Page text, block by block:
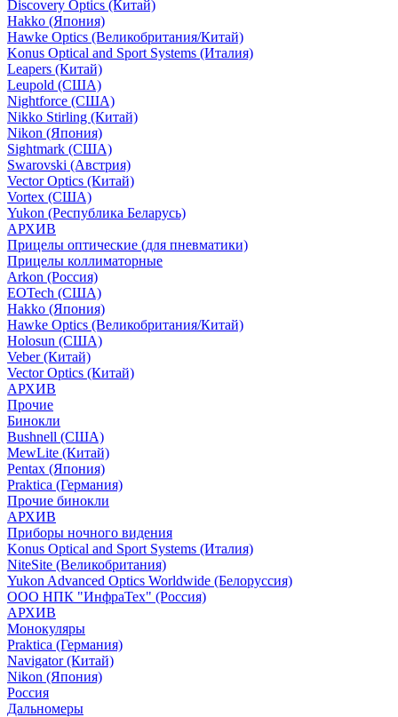
Discovery Optics (Китай)
Hakko (Япония)
Hawke Optics (Великобритания/Китай)
Konus Optical and Sport Systems (Италия)
Leapers (Китай)
Leupold (США)
Nightforce (США)
Nikko Stirling (Китай)
Nikon (Япония)
Sightmark (США)
Swarovski (Австрия)
Vector Optics (Китай)
Vortex (США)
Yukon (Республика Беларусь)
АРХИВ
Прицелы оптические (для пневматики)
Прицелы коллиматорные
Arkon (Россия)
EOTech (США)
Hakko (Япония)
Hawke Optics (Великобритания/Китай)
Holosun (США)
Veber (Китай)
Vector Optics (Китай)
АРХИВ
Прочие
Бинокли
Bushnell (США)
MewLite (Китай)
Pentax (Япония)
Praktica (Германия)
Прочие бинокли
АРХИВ
Приборы ночного видения
Konus Optical and Sport Systems (Италия)
NiteSite (Великобритания)
Yukon Advanced Optics Worldwide (Белоруссия)
ООО НПК "ИнфраТех" (Россия)
АРХИВ
Монокуляры
Praktica (Германия)
Navigator (Китай)
Nikon (Япония)
Россия
Дальномеры